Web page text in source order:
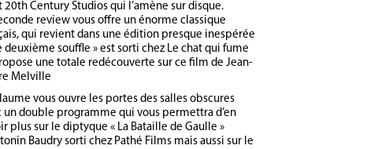
20th Century Studios qui l’amène sur disque.
review vous offre un énorme classique
qui revient dans une édition presque inespérée
deuxième souffle » est sorti chez Le chat qui fume
une totale redécouverte sur ce film de Jean-
Melville
vous ouvre les portes des salles obscures
un double programme qui vous permettra d’en
plus sur le diptyque « La Bataille de Gaulle »
Baudry sorti chez Pathé Films mais aussi sur le